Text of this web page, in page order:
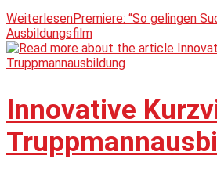
WeiterlesenPremiere: “So gelingen
Ausbildungsfilm
Innovative